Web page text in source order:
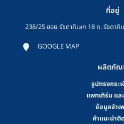
ที่อยู่
238/25 ซอย รัชดาภิเษก 18 ถ. รัชดาภิ
GOOGLE MAP
ผลิตภั
รูปทรงกระ
แพทเทิร์น แล
ข้อมูลจำเ
คําแนะนําติ